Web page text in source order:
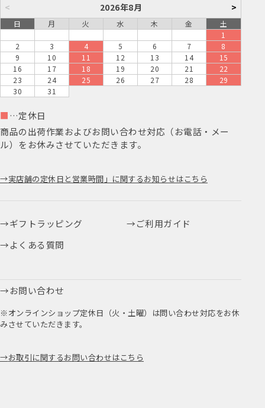
< 2026年8月 >
日 月 火 水 木 金
土
1
2
3 4 5 6 7
8
9
10 11 12 13 14
15
16
17 18 19 20 21
22
23
24 25 26 27 28
29
30
31
■ …定休日
商品の出荷作業およびお問い合わせ対応（お電話・メー
ル）をお休みさせていただきます。
実店舗の定休日と営業時間」に関するお知らせはこちら
ギフトラッピング
ご利用ガイド
よくある質問
お問い合わせ
※オンラインショップ定休日（火・土曜）は問い合わせ対応をお休
みさせていただきます。
お取引に関するお問い合わせはこちら